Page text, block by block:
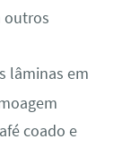
outros
lâminas em
coado e